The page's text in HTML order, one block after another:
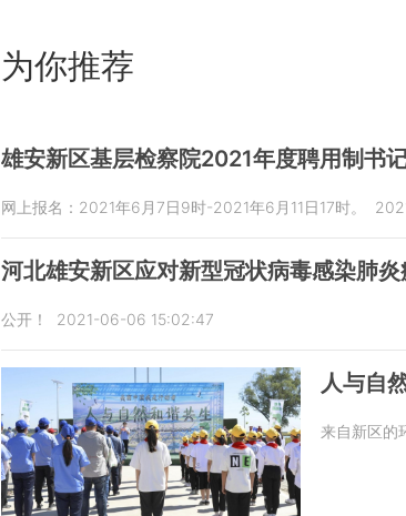
为你推荐
雄安新区基层检察院2021年度聘用制书
网上报名：2021年6月7日9时-2021年6月11日17时。
河北雄安新区应对新型冠状病毒感染肺
公开！ 2021-06-06 15:02:47
人与自
来自新区的